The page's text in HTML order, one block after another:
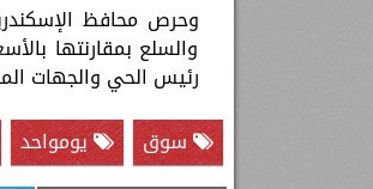
وحرص محافظ
والسلع بمقارنتها
رئيس الحي والجهات
سوق
يومواحد